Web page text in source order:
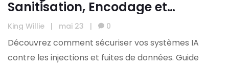
Sanitisation, Encodage et
Privilège Minimum
King Willie | mai 23 | 0
Découvrez comment sécuriser vos systèmes IA
contre les injections et fuites de données. Guide